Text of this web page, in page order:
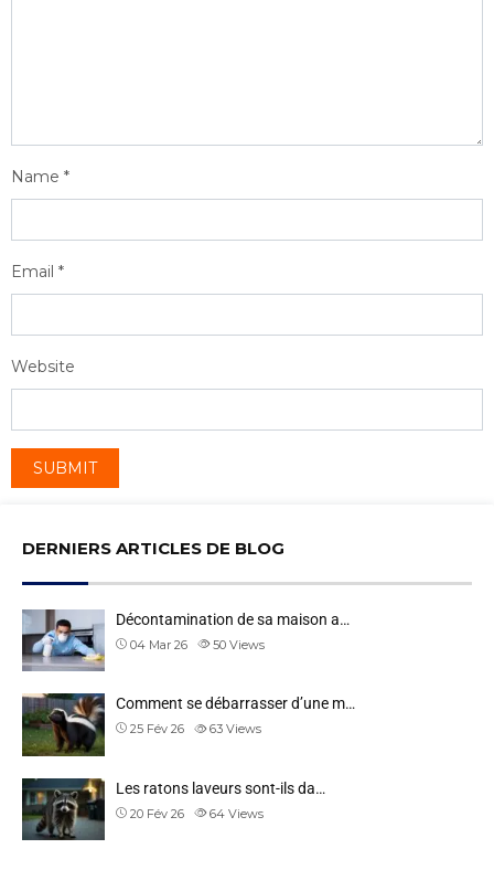
Name *
Email *
Website
DERNIERS ARTICLES DE BLOG
Décontamination de sa maison a…
04 Mar 26 50 Views
Comment se débarrasser d’une m…
25 Fév 26 63 Views
Les ratons laveurs sont-ils da…
20 Fév 26 64 Views